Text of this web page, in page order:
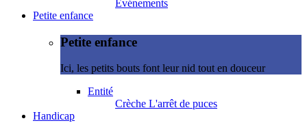
Evénements
Petite enfance
Petite enfance
Ici, les petits bouts font leur nid tout en douceur
Entité
Crèche L'arrêt de puces
Handicap